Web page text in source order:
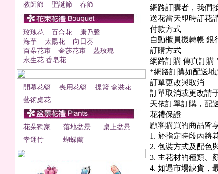
網路訂購者，我們
送花當天即時訂花
付款方式
自動櫃員機轉帳 銀
訂購方式
網路訂購 傳真訂購
*網路訂購如配送
訂單更改與取消
訂單取消或更改請
天依訂單訂購，配
花禮保證
顧客購買的商品皆
1. 於指定時段內將
2. 包裝方式及配色
3. 主花材的種類、
4. 如遇市場缺貨，
教師節
聖誕節 春節
玫瑰花 百合花
康乃馨
海芋
太陽花
向日葵
百朵花束
金莎花束
藍玫瑰
永生花.香皂花
開幕花籃 喪用花籃
提籃.盒裝花
藝術桌花
花朵獨家 落地盆景
桌上盆景
幸運竹
蝴蝶蘭